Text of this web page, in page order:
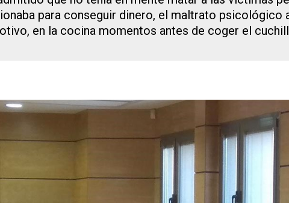
para conseguir dinero, el maltrato psicológico
en la cocina momentos antes de coger el